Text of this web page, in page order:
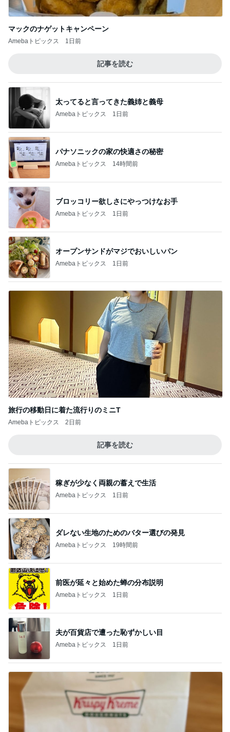
マックのナゲットキャンペーン
Amebaトピックス 1日前
記事を読む
太ってると言ってきた義姉と義母
Amebaトピックス 1日前
パナソニックの家の快適さの秘密
Amebaトピックス 14時間前
ブロッコリー欲しさにやっつけなお手
Amebaトピックス 1日前
オープンサンドがマジでおいしいパン
Amebaトピックス 1日前
旅行の移動日に着た流行りのミニT
Amebaトピックス 2日前
記事を読む
稼ぎが少なく両親の蓄えで生活
Amebaトピックス 1日前
ダレない生地のためのバター選びの発見
Amebaトピックス 19時間前
前医が延々と始めた蝉の分布説明
Amebaトピックス 1日前
夫が百貨店で遭った恥ずかしい目
Amebaトピックス 1日前